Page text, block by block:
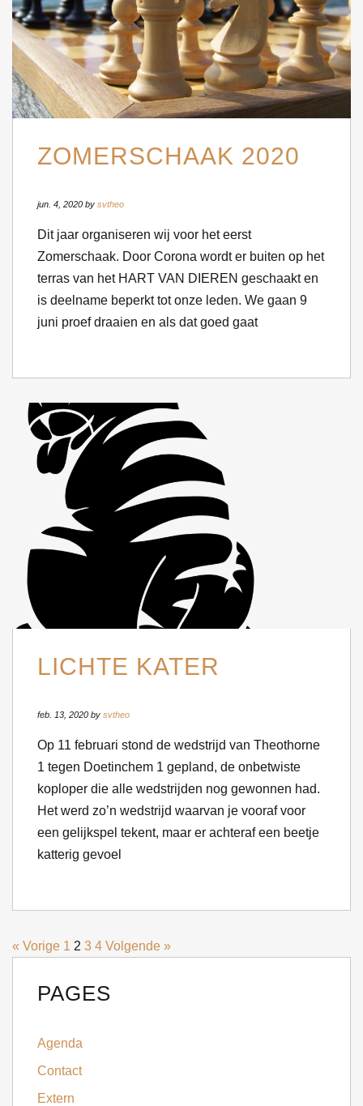
ZOMERSCHAAK 2020
jun. 4, 2020 by svtheo
Dit jaar organiseren wij voor het eerst
Zomerschaak. Door Corona wordt er buiten op het
terras van het HART VAN DIEREN geschaakt en
is deelname beperkt tot onze leden. We gaan 9
juni proef draaien en als dat goed gaat
LICHTE KATER
feb. 13, 2020 by svtheo
Op 11 februari stond de wedstrijd van Theothorne
1 tegen Doetinchem 1 gepland, de onbetwiste
koploper die alle wedstrijden nog gewonnen had.
Het werd zo’n wedstrijd waarvan je vooraf voor
een gelijkspel tekent, maar er achteraf een beetje
katterig gevoel
« Vorige 1 2 3 4 Volgende »
PAGES
Agenda
Contact
Extern